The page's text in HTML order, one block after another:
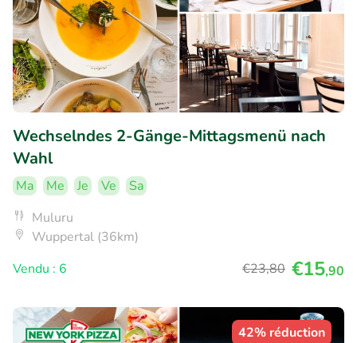
Wechselndes 2-Gänge-Mittagsmenü nach
Wahl
Ma Me Je Ve
Sa
Muluru
Wuppertal (36km)
Vendu : 6
€23,80 €15,90
42% réduction